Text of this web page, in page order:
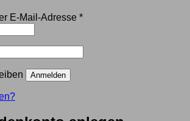
E-Mail-Adresse *Erforderlich
Anmelden